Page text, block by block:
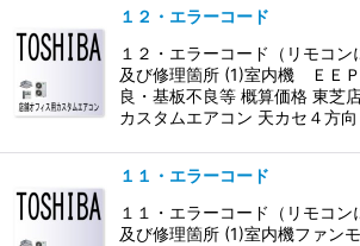
１２・エラーコード
１２・エラーコード（リモコ
及び修理箇所 (1)室内機 ＥＥ
良・基板不良等 概算価格 東芝
カスタムエアコン 天カセ４方
１１・エラーコード
１１・エラーコード（リモコ
及び修理箇所 (1)室内機ファン